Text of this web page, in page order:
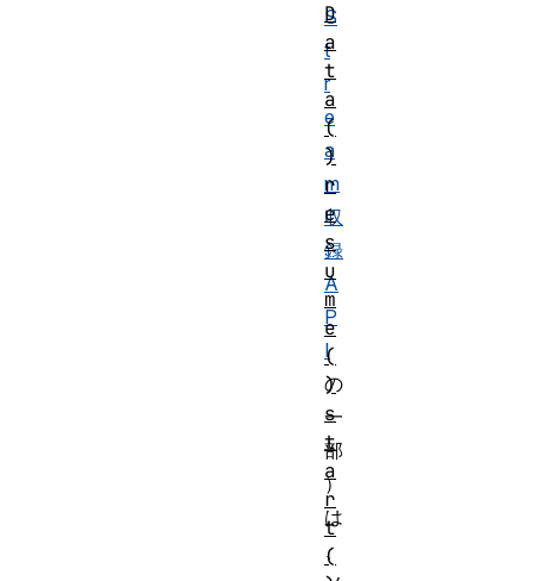
S
t
r
e
a
m
収
録
A
P
I
の
一
部
）
は
、
D
a
t
a
(
)
r
e
s
u
m
e
(
)
s
t
a
r
t
(